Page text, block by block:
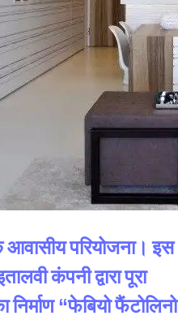
परियोजना। इस
कंपनी द्वारा पूरा
“फेबियो फैंटोलिनो